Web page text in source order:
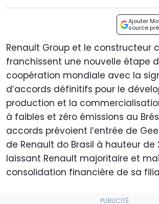
Ajouter
source
Renault Group et le constructeur
franchissent une nouvelle étape
coopération mondiale avec la
d’accords définitifs pour le
production et la
à faibles et zéro émissions au
accords prévoient l’entrée de
de Renault do Brasil à hauteur de
laissant Renault majoritaire et
consolidation financière de sa